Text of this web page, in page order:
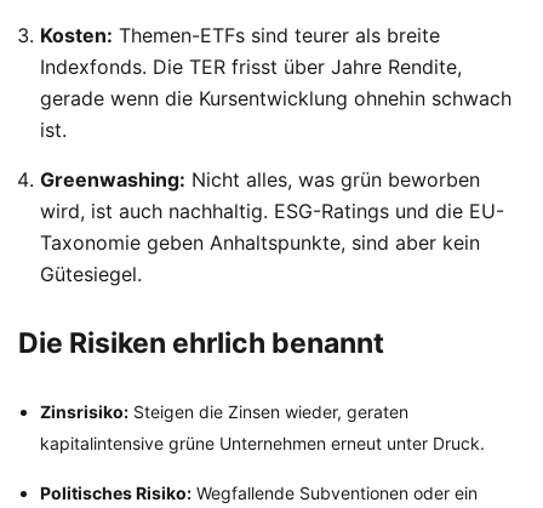
Kosten: Themen-ETFs sind teurer als breite
Indexfonds. Die TER frisst über Jahre Rendite,
gerade wenn die Kursentwicklung ohnehin schwach
ist.
Greenwashing: Nicht alles, was grün beworben
wird, ist auch nachhaltig. ESG-Ratings und die EU-
Taxonomie geben Anhaltspunkte, sind aber kein
Gütesiegel.
Die Risiken ehrlich benannt
Zinsrisiko: Steigen die Zinsen wieder, geraten
kapitalintensive grüne Unternehmen erneut unter Druck.
Politisches Risiko: Wegfallende Subventionen oder ein